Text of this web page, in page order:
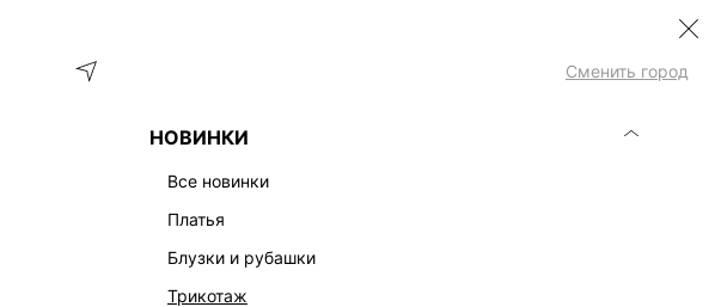
Сменить город
НОВИНКИ
все новинки
платья
блузки и рубашки
трикотаж
ОДЕЖДА